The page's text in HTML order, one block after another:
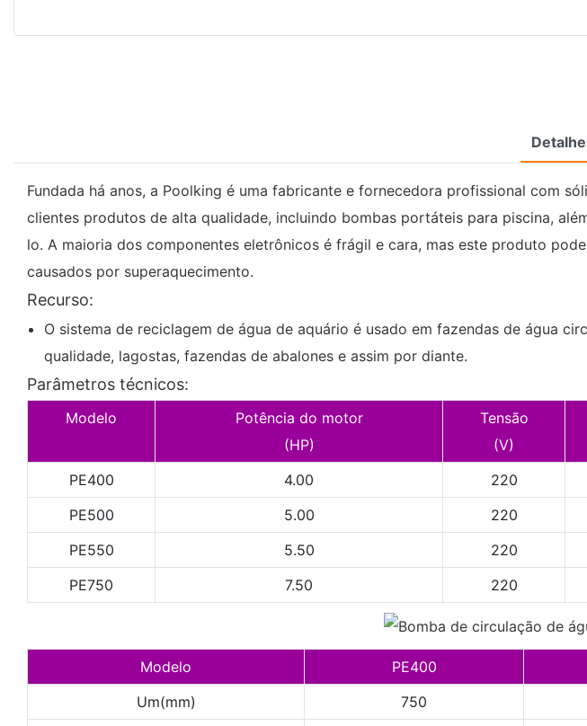
Fundada há anos, a Poolking é uma fabricante e fornecedora profissional com
clientes produtos de alta qualidade, incluindo bombas portáteis para piscina,
lo. A maioria dos componentes eletrônicos é frágil e cara, mas este produto
causados ​​por superaquecimento.
Recurso:
O sistema de reciclagem de água de aquário é usado em fazendas de água
qualidade, lagostas, fazendas de abalones e assim por diante.
Parâmetros técnicos:
Modelo
Potência do motor
(HP)
Tensão
(V)
PE400
4.00 220
PE500
5.00 220
PE550
5.50 220
PE750
7.50 220
Modelo PE400
Um(mm)
750